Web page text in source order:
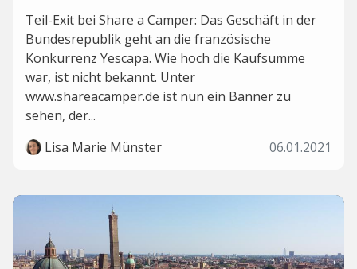
Teil-Exit bei Share a Camper: Das Geschäft in der
Bundesrepublik geht an die französische
Konkurrenz Yescapa. Wie hoch die Kaufsumme
war, ist nicht bekannt. Unter
www.shareacamper.de ist nun ein Banner zu
sehen, der...
Lisa Marie Münster
06.01.2021